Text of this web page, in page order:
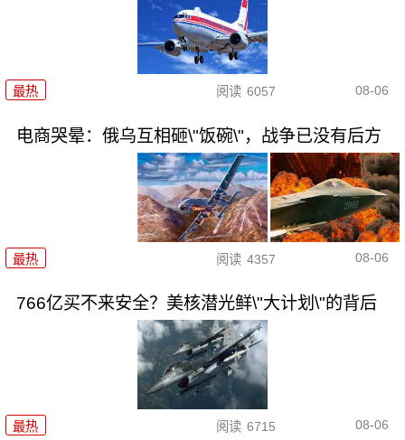
最热 阅读 6057 08-06
电商哭晕：俄乌互相砸\"饭碗\"，战争已没有后方
最热 阅读 4357 08-06
766亿买不来安全？美核潜光鲜\"大计划\"的背后
最热 阅读 6715 08-06